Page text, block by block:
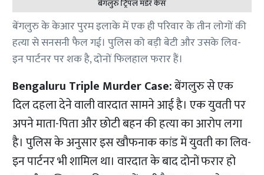
बेंगलुरु ट्रिपल मर्डर केस
बेंगलुरु के केआर पुरम इलाके में एक ही परिवार के तीन लोगों की
हत्या से सनसनी फैल गई। पुलिस को बड़ी बेटी और उसके लिव-
इन पार्टनर पर शक है, दोनों फिलहाल फरार हैं।
Bengaluru Triple Murder Case:बेंगलुरु से एक
दिल दहला देने वाली वारदात सामने आई है। एक युवती पर
अपने माता-पिता और छोटी बहन की हत्या का आरोप लगा
है। पुलिस के अनुसार इस खौफनाक कांड में युवती का लिव-
इन पार्टनर भी शामिल था। वारदात के बाद दोनों फरार हो